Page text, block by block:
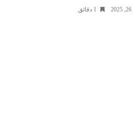
1 ‫دقائق‬